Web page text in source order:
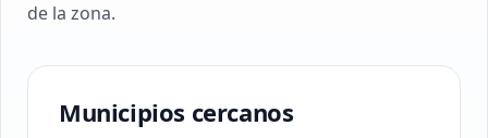
de la zona.
Municipios cercanos